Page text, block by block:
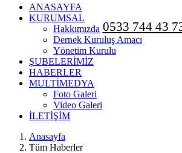
0533 744 43
ANASAYFA
KURUMSAL
Hakkımızda
Dernek Kuruluş Amacı
Yönetim Kurulu
ŞUBELERİMİZ
HABERLER
MULTİMEDYA
Foto Galeri
Video Galeri
İLETİŞİM
Anasayfa
Tüm Haberler